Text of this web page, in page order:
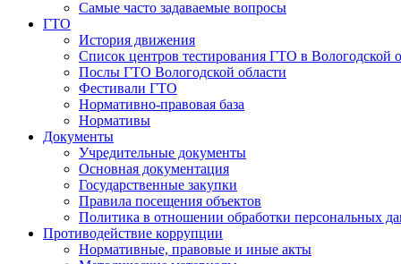
Самые часто задаваемые вопросы
ГТО
История движения
Список центров тестирования ГТО в Вологодской
Послы ГТО Вологодской области
Фестивали ГТО
Нормативно-правовая база
Нормативы
Документы
Учредительные документы
Основная документация
Государственные закупки
Правила посещения объектов
Политика в отношении обработки персональных
Противодействие коррупции
Нормативные, правовые и иные акты